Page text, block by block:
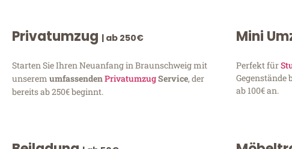
Privatumzug | ab 250€
Starten Sie Ihren Neuanfang in Braunschweig mit
unserem umfassendenPrivatumzugService, der
bereits ab 250€ beginnt.
Mini
Perfekt für
Gegenstände
ab 100€ an.